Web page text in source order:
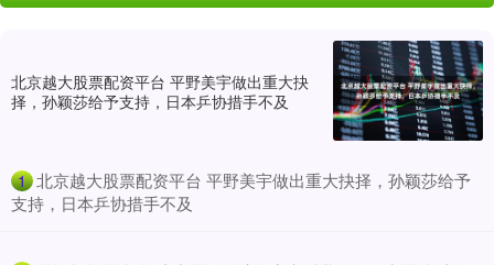
北京越大股票配资平台 平野美宇做出重大抉
择，孙颖莎给予支持，日本乒协措手不及
1 ​北京越大股票配资平台 平野美宇做出重大抉择，孙颖莎给予
支持，日本乒协措手不及